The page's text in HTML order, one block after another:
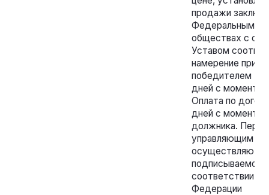
продажи
Федеральным
обществах с
Уставом
намерение
победителем
дней с момента
Оплата по
дней с момента
должника.
управляющим и
соответствии с
Федерации